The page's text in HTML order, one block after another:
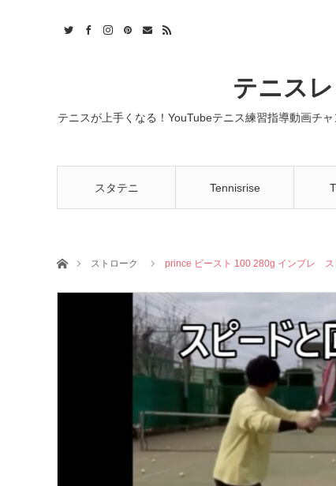
テニス
テニスが上手くなる！YouTubeテニス練習指導動画
スタテニ Tennisrise
ホームストローク prince ビースト 100 280g インプレ ス